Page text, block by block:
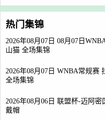
热门集锦
2026年08月07日 08月07日
山猫 全场集锦
2026年08月07日 WNBA常规赛
全场集锦
2026年08月06日 联盟杯-迈阿
戴帽